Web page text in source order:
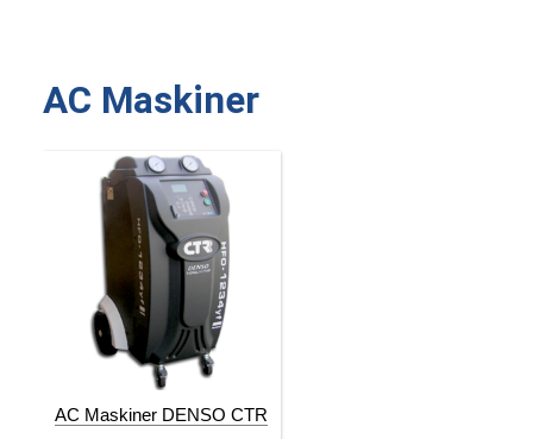
AC Maskiner
AC Maskiner DENSO CTR